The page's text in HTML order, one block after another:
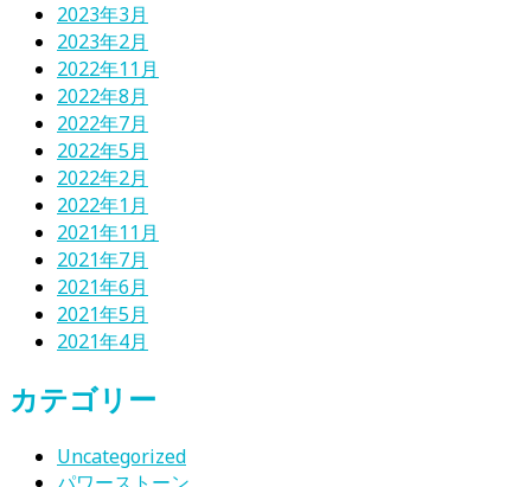
2023年3月
2023年2月
2022年11月
2022年8月
2022年7月
2022年5月
2022年2月
2022年1月
2021年11月
2021年7月
2021年6月
2021年5月
2021年4月
カテゴリー
Uncategorized